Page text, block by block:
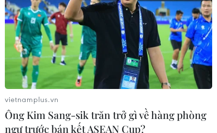
vietnamplus.vn
Ông Kim Sang-sik trăn trở gì về hàng phòng
ngự trước bán kết ASEAN Cup?